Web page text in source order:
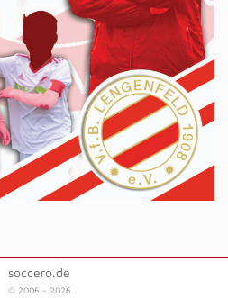
soccero.de
© 2006 - 2026